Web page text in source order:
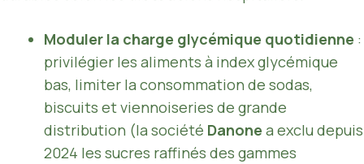
Moduler la charge glycémique quotidienne :
privilégier les aliments à index glycémique
bas, limiter la consommation de sodas,
biscuits et viennoiseries de grande
distribution (la société Danone a exclu depuis
2024 les sucres raffinés des gammes